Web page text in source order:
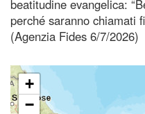
beatitudine evangelica:
perché saranno chiamati
(Agenzia Fides 6/7/2026)
+
−